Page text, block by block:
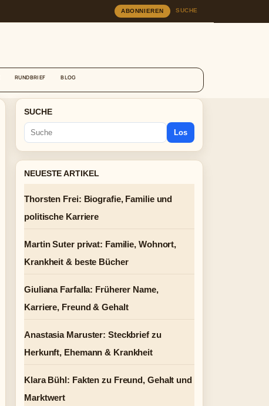
ABONNIEREN SUCHE
RUNDBRIEF BLOG
SUCHE
Los
NEUESTE ARTIKEL
Thorsten Frei: Biografie, Familie und
politische Karriere
Martin Suter privat: Familie, Wohnort,
Krankheit & beste Bücher
Giuliana Farfalla: Früherer Name,
Karriere, Freund & Gehalt
Anastasia Maruster: Steckbrief zu
Herkunft, Ehemann & Krankheit
Klara Bühl: Fakten zu Freund, Gehalt und
Marktwert